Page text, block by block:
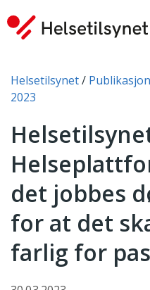
Du er her:
Helsetilsynet
2023
det jobbes
for at det
farlig for